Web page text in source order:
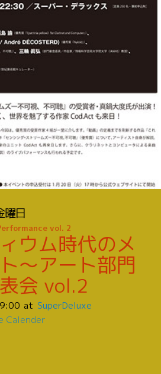
曜日
vol. 2
ウム時代のメ
～アート部門
会 vol.2
SuperDeluxe
Calender